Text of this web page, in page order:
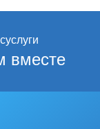
вместе